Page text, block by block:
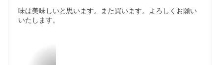
味は美味しいと思います。また買います。よろしくお願い
いたします。